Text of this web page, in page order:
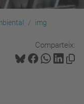
img
Comparteix: